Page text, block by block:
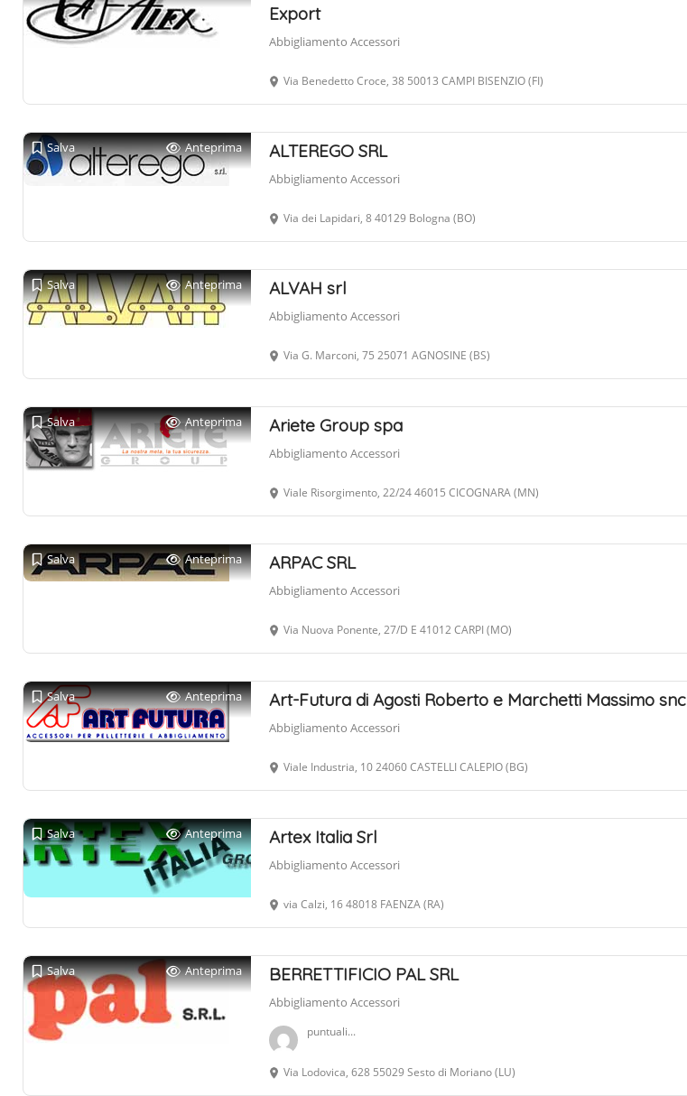
Export
Abbigliamento Accessori
Via Benedetto Croce, 38 50013 CAMPI BISENZIO (FI)
Salva Anteprima ALTEREGO SRL
Abbigliamento Accessori
Via dei Lapidari, 8 40129 Bologna (BO)
Salva Anteprima ALVAH srl
Abbigliamento Accessori
Via G. Marconi, 75 25071 AGNOSINE (BS)
Salva Anteprima Ariete Group spa
Abbigliamento Accessori
Viale Risorgimento, 22/24 46015 CICOGNARA (MN)
Salva Anteprima ARPAC SRL
Abbigliamento Accessori
Via Nuova Ponente, 27/D E 41012 CARPI (MO)
Salva Anteprima Art-Futura di Agosti Roberto e Marchetti Massimo snc
Abbigliamento Accessori
Viale Industria, 10 24060 CASTELLI CALEPIO (BG)
Salva Anteprima Artex Italia Srl
Abbigliamento Accessori
via Calzi, 16 48018 FAENZA (RA)
Salva Anteprima BERRETTIFICIO PAL SRL
Abbigliamento Accessori
puntuali...
Via Lodovica, 628 55029 Sesto di Moriano (LU)